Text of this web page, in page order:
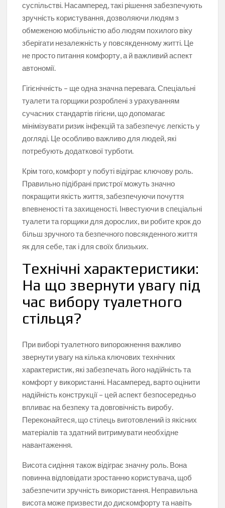
суспільстві. Насамперед, такі рішення забезпечують
зручність користування, дозволяючи людям з
обмеженою мобільністю або людям похилого віку
зберігати незалежність у повсякденному житті. Це
не просто питання комфорту, а й важливий аспект
автономії.
Гігієнічність – ще одна значна перевага. Спеціальні
туалети та горщики розроблені з урахуванням
сучасних стандартів гігієни, що допомагає
мінімізувати ризик інфекцій та забезпечує легкість у
догляді. Це особливо важливо для людей, які
потребують додаткової турботи.
Крім того, комфорт у побуті відіграє ключову роль.
Правильно підібрані пристрої можуть значно
покращити якість життя, забезпечуючи почуття
впевненості та захищеності. Інвестуючи в спеціальні
туалети та горщики для дорослих, ви робите крок до
більш зручного та безпечного повсякденного життя
як для себе, так і для своїх близьких.
Технічні характеристики:
На що звернути увагу під
час вибору туалетного
стільця?
При виборі туалетного випорожнення важливо
звернути увагу на кілька ключових технічних
характеристик, які забезпечать його надійність та
комфорт у використанні. Насамперед, варто оцінити
надійність конструкції – цей аспект безпосередньо
впливає на безпеку та довговічність виробу.
Переконайтеся, що стілець виготовлений із якісних
матеріалів та здатний витримувати необхідне
навантаження.
Висота сидіння також відіграє значну роль. Вона
повинна відповідати зростанню користувача, щоб
забезпечити зручність використання. Неправильна
висота може призвести до дискомфорту та навіть